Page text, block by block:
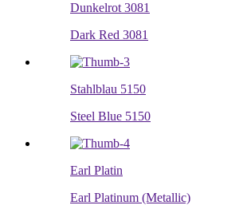
Dunkelrot 3081
Dark Red 3081
Stahlblau 5150
Steel Blue 5150
Earl Platin
Earl Platinum (Metallic)